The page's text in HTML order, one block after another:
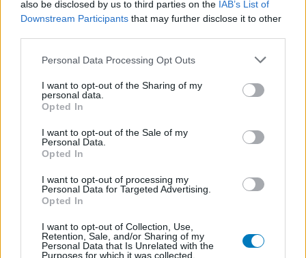
also be disclosed by us to third parties on the IAB’s List of
Downstream Participants that may further disclose it to other
Personal Data Processing Opt Outs
I want to opt-out of the Sharing of my
personal data.
Opted In
I want to opt-out of the Sale of my
Personal Data.
Opted In
I want to opt-out of processing my
Personal Data for Targeted Advertising.
Opted In
I want to opt-out of Collection, Use,
Retention, Sale, and/or Sharing of my
Personal Data that Is Unrelated with the
Purposes for which it was collected.
Epilepsie
Simvastatine (510)
Antibiotiques - pénicillines à large spectre
Seroplex (424)
Cymbalta (418)
Dépression - antidépresseurs autre
Tamoxifene (386)
Cancer - hormones et antihormones
Cholestérol
Deroxat (366)